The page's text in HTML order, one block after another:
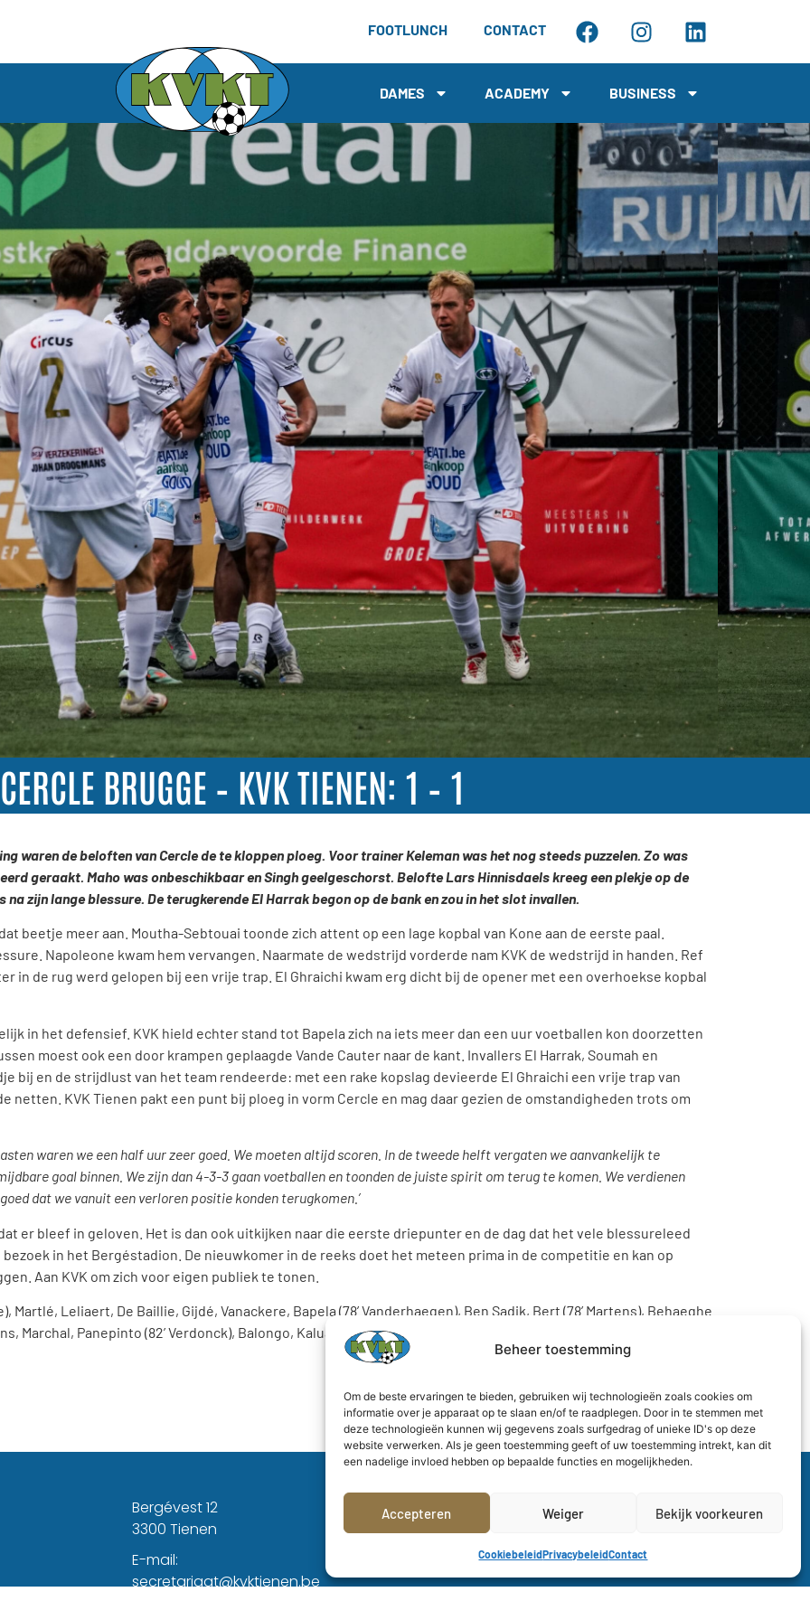
Beheer toestemming
Om de beste ervaringen te bieden, gebruiken wij technologieën zoals cookies om
informatie over je apparaat op te slaan en/of te raadplegen. Door in te stemmen met
deze technologieën kunnen wij gegevens zoals surfgedrag of unieke ID's op deze
website verwerken. Als je geen toestemming geeft of uw toestemming intrekt, kan dit
een nadelige invloed hebben op bepaalde functies en mogelijkheden.
Accepteren Weiger Bekijk voorkeuren
CookiebeleidPrivacybeleidContact
FOOTLUNCH CONTACT
DAMES ACADEMY BUSINESS
BRUGGE – KVK TIENEN: 1 – 1
waren de beloften van Cercle de te kloppen ploeg. Voor trainer Keleman was het nog steeds puzzelen. Zo was
geraakt. Maho was onbeschikbaar en Singh geelgeschorst. Belofte Lars Hinnisdaels kreeg een plekje op de
zijn lange blessure. De terugkerende El Harrak begon op de bank en zou in het slot invallen.
beetje meer aan. Moutha-Sebtouai toonde zich attent op een lage kopbal van Kone aan de eerste paal.
Napoleone kwam hem vervangen. Naarmate de wedstrijd vorderde nam KVK de wedstrijd in handen. Ref
in de rug werd gelopen bij een vrije trap. El Ghraichi kwam erg dicht bij de opener met een overhoekse kopbal
in het defensief. KVK hield echter stand tot Bapela zich na iets meer dan een uur voetballen kon doorzetten
moest ook een door krampen geplaagde Vande Cauter naar de kant. Invallers El Harrak, Soumah en
bij en de strijdlust van het team rendeerde: met een rake kopslag devieerde El Ghraichi een vrije trap van
netten. KVK Tienen pakt een punt bij ploeg in vorm Cercle en mag daar gezien de omstandigheden trots om
waren we een half uur zeer goed. We moeten altijd scoren. In de tweede helft vergaten we aanvankelijk te
goal binnen. We zijn dan 4-3-3 gaan voetballen en toonden de juiste spirit om terug te komen. We verdienen
dat we vanuit een verloren positie konden terugkomen.’
er bleef in geloven. Het is dan ook uitkijken naar die eerste driepunter en de dag dat het vele blessureleed
in het Bergéstadion. De nieuwkomer in de reeks doet het meteen prima in de competitie en kan op
Aan KVK om zich voor eigen publiek te tonen.
Martlé, Leliaert, De Baillie, Gijdé, Vanackere, Bapela (78’ Vanderhaegen), Ben Sadik, Bert (78’ Martens), Behaeghe.
Panepinto (82’ Verdonck), Balongo, Kaluanga (34’ Napoleone, 82’ Soumah), Lenoir, Wakaka, Vande
Bergévest 12
3300 Tienen
E-mail:
secretariaat@kvktienen.be